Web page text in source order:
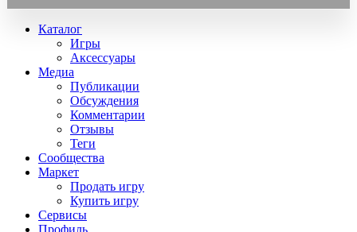
Каталог
Игры
Аксессуары
Медиа
Публикации
Обсуждения
Комментарии
Отзывы
Теги
Сообщества
Маркет
Продать игру
Купить игру
Сервисы
Профиль